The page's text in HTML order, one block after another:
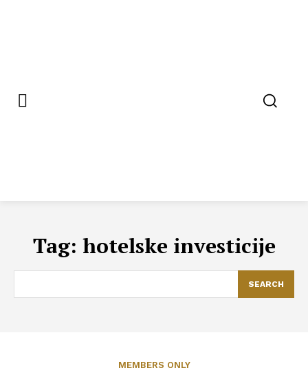
Tag: hotelske investicije
SEARCH
MEMBERS ONLY